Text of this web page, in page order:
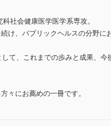
社会健康医学医学系専攻。
け、パブリックヘルスの分野に
て、これまでの歩みと成果、今
々にお薦めの一冊です。